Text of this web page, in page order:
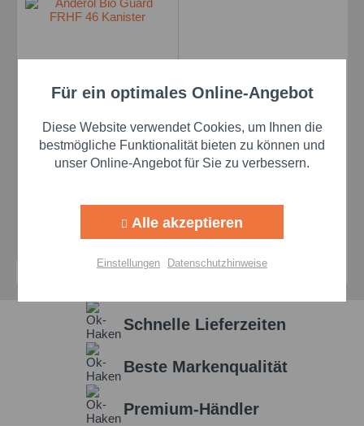
Anderol BIO Guard
FRHF 46 - 20 l Kanne
20 L Kanister
20 Liter
Preis auf Anfrage
Schnelle Lieferzeiten
Beste Markenqualität
Premium-Händler
Funktionale Aktiv
Marketing Aktiv
Personalisierung Aktiv
Für ein optimales Online-Angebot
Diese Website verwendet Cookies, um Ihnen die
bestmögliche Funktionalität bieten zu können und
unser Online-Angebot für Sie zu verbessern.
Alle akzeptieren
Einstellungen Datenschutzhinweise